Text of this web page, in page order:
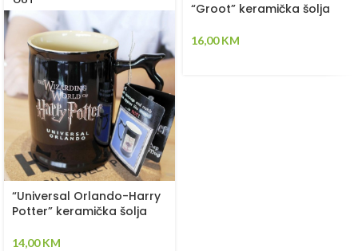
“Universal Orlando-Harry
Potter” keramička šolja
14,00KM
“Groot” keramička šolja
16,00KM